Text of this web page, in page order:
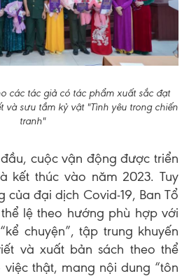
các tác giả có tác phẩm xuất sắc đạt
và sưu tầm kỷ vật "Tình yêu trong chiến
tranh"
cuộc vận động được triển
kết thúc vào năm 2023. Tuy
của đại dịch Covid-19, Ban Tổ
lệ theo hướng phù hợp với
chuyện”, tập trung khuyến
và xuất bản sách theo thể
thật, mang nội dung “tôn